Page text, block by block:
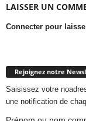
LAISSER UN
Connecter pour
Rejoignez notre
Saisissez votre
une notification de